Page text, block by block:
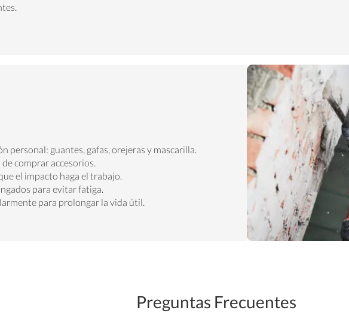
personal: guantes, gafas, orejeras y mascarilla.
comprar accesorios.
el impacto haga el trabajo.
para evitar fatiga.
para prolongar la vida útil.
Preguntas Frecuentes